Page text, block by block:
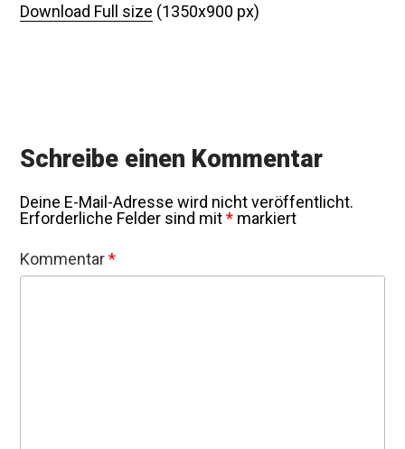
Download Full size (1350x900 px)
Schreibe einen Kommentar
Deine E-Mail-Adresse wird nicht veröffentlicht.
Erforderliche Felder sind mit* markiert
Kommentar*